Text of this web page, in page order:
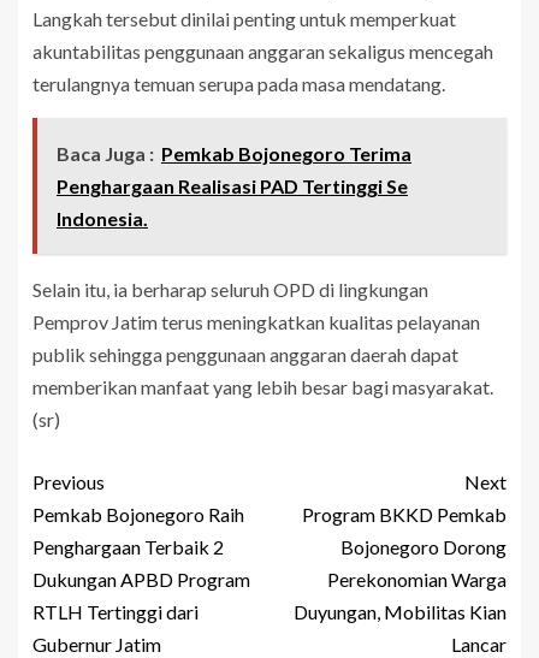
Langkah tersebut dinilai penting untuk memperkuat
akuntabilitas penggunaan anggaran sekaligus mencegah
terulangnya temuan serupa pada masa mendatang.
Baca Juga : Pemkab Bojonegoro Terima
Penghargaan Realisasi PAD Tertinggi Se
Indonesia.
Selain itu, ia berharap seluruh OPD di lingkungan
Pemprov Jatim terus meningkatkan kualitas pelayanan
publik sehingga penggunaan anggaran daerah dapat
memberikan manfaat yang lebih besar bagi masyarakat.
(sr)
Previous
Pemkab Bojonegoro Raih
Penghargaan Terbaik 2
Dukungan APBD Program
RTLH Tertinggi dari
Gubernur Jatim
Next
Program BKKD Pemkab
Bojonegoro Dorong
Perekonomian Warga
Duyungan, Mobilitas Kian
Lancar